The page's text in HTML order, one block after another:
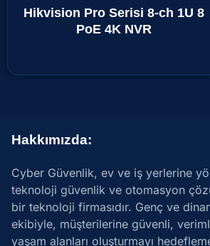
Hikvision Pro Serisi 8-ch 1U 8
PoE 4K NVR
Hakkımızda:
Cyber Güvenlik, ev ve iş yerlerine
teknoloji güvenlik ve otomasyon
bir teknoloji firmasıdır. Genç ve
ekibiyle, müşterilerine güvenli, verimli
yaşam alanları oluşturmayı